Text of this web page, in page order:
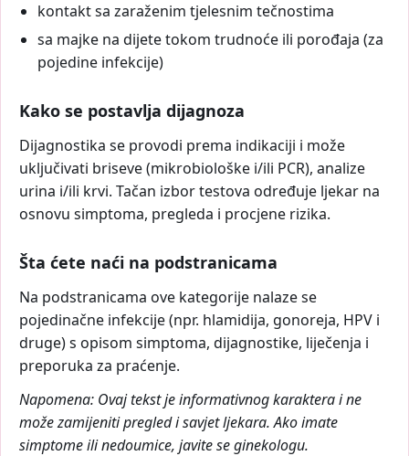
kontakt sa zaraženim tjelesnim tečnostima
sa majke na dijete tokom trudnoće ili porođaja (za
pojedine infekcije)
Kako se postavlja dijagnoza
Dijagnostika se provodi prema indikaciji i može
uključivati briseve (mikrobiološke i/ili PCR), analize
urina i/ili krvi. Tačan izbor testova određuje ljekar na
osnovu simptoma, pregleda i procjene rizika.
Šta ćete naći na podstranicama
Na podstranicama ove kategorije nalaze se
pojedinačne infekcije (npr. hlamidija, gonoreja, HPV i
druge) s opisom simptoma, dijagnostike, liječenja i
preporuka za praćenje.
Napomena: Ovaj tekst je informativnog karaktera i ne
može zamijeniti pregled i savjet ljekara. Ako imate
simptome ili nedoumice, javite se ginekologu.